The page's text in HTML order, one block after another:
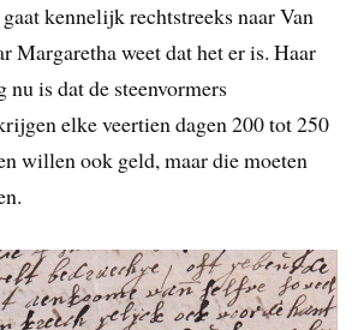
kennelijk rechtstreeks naar Van
Margaretha weet dat het er is. Haar
is dat de steenvormers
elke veertien dagen 200 tot 250
willen ook geld, maar die moeten